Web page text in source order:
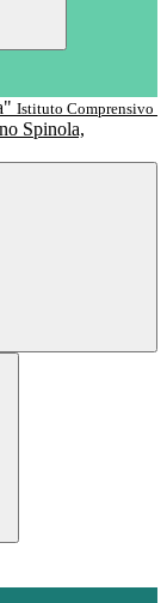
Istituto Comprensivo
Spinola,